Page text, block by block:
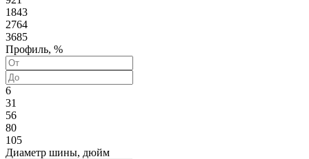
1843
2764
3685
Профиль, %
6
31
56
80
105
Диаметр шины, дюйм